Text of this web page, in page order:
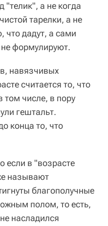
а не когда
тарелки, а не
что дадут, а сами
не формулируют.
навязчивых
считается то, что
числе, в пору
гештальт.
конца то, что
если в "возрасте
называют
благополучные
полом, то есть,
насладился